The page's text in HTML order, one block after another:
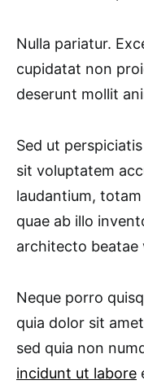
Nulla pariatur.
cupidatat non
deserunt mollit
Sed ut
sit voluptatem
laudantium,
quae ab illo
architecto beatae
Neque porro
quia dolor sit
sed quia non
incidunt ut labore